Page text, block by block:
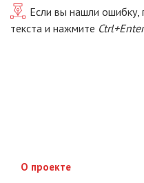
Если вы нашли ошибку,
текста и нажмите Ctrl+Enter
О проекте